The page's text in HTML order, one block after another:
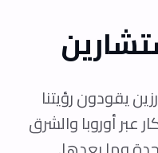
يقودون رؤيتنا
عبر أوروبا والشرق